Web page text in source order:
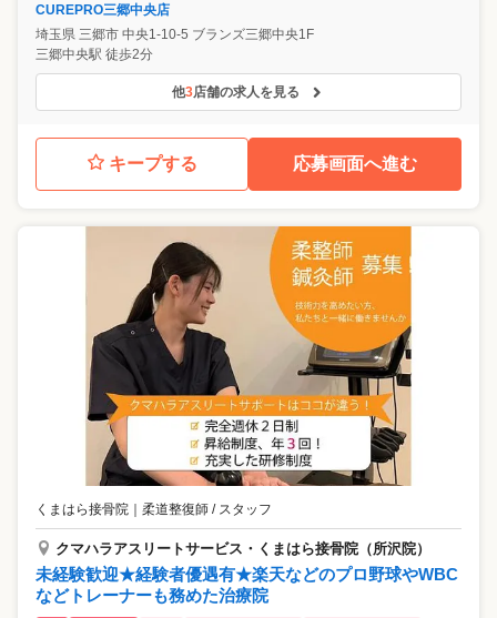
CUREPRO三郷中央店
埼玉県 三郷市 中央1-10-5 ブランズ三郷中央1F
三郷中央駅 徒歩2分
他3店舗の求人を見る
キープする 応募画面へ進む
くまはら接骨院 ｜ 柔道整復師 / スタッフ
クマハラアスリートサービス・くまはら接骨院（所沢院）
未経験歓迎★経験者優遇有★楽天などのプロ野球やWBC
などトレーナーも務めた治療院